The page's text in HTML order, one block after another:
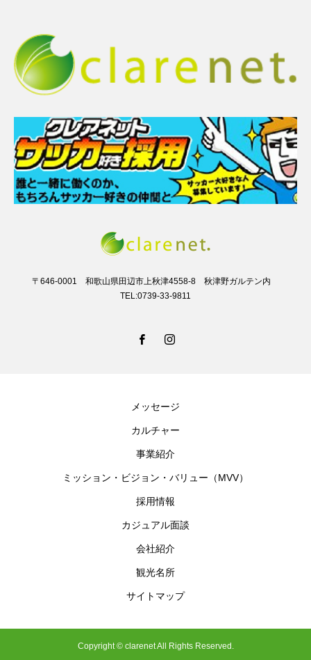
〒646-0001 和歌山県田辺市上秋津4558-8 秋津野ガルテン内
TEL:0739-33-9811
メッセージ
カルチャー
事業紹介
ミッション・ビジョン・バリュー（MVV）
採用情報
カジュアル面談
会社紹介
観光名所
サイトマップ
Copyright © clarenet All Rights Reserved.